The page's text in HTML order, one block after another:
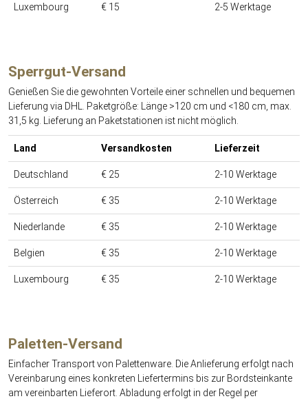
Luxembourg € 15 2-5 Werktage
Sperrgut-Versand
Genießen Sie die gewohnten Vorteile einer schnellen und bequemen
Lieferung via DHL. Paketgröße: Länge >120 cm und <180 cm, max.
31,5 kg. Lieferung an Paketstationen ist nicht möglich.
Land Versandkosten Lieferzeit
Deutschland € 25 2-10 Werktage
Österreich € 35 2-10 Werktage
Niederlande € 35 2-10 Werktage
Belgien € 35 2-10 Werktage
Luxembourg € 35 2-10 Werktage
Paletten-Versand
Einfacher Transport von Palettenware. Die Anlieferung erfolgt nach
Vereinbarung eines konkreten Liefertermins bis zur Bordsteinkante
am vereinbarten Lieferort. Abladung erfolgt in der Regel per